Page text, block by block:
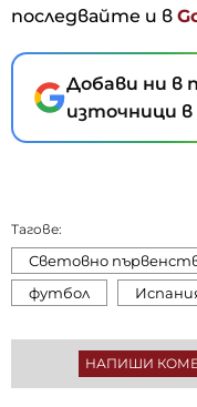
последвайте и в
Добави ни в
източници в
Тагове:
Световно
футбол
НАПИШИ